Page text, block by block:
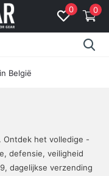
0 0
België
Ontdek het volledige -
defensie, veiligheid
dagelijkse verzending